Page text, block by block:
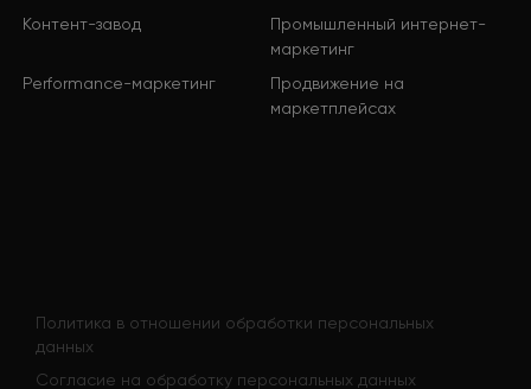
Контент-завод
Промышленный интернет-
маркетинг
Performance-маркетинг
Продвижение на
маркетплейсах
Политика в отношении обработки персональных
данных
Согласие на обработку персональных данных